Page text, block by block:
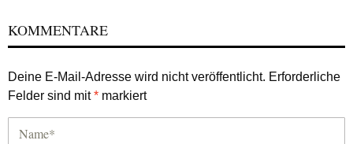
KOMMENTARE
Deine E-Mail-Adresse wird nicht veröffentlicht. Erforderliche
Felder sind mit* markiert